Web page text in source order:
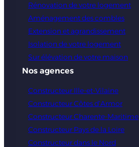
Rénovation de votre logement
Aménagement des combles
Extension et agrandissement
Isolation de votre logement
Sur élévation de votre maison
Nos agences
Constructeur Ille-et-Vilaine
Constructeur Côtes d’Armor
Constructeur Charente-Maritime
Constructeur Pays de la Loire
Constructeur dans le Nord